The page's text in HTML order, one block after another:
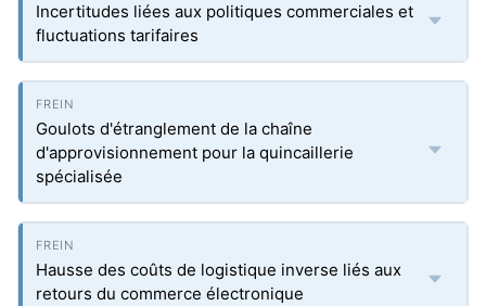
Incertitudes liées aux politiques commerciales et
fluctuations tarifaires
Goulots d'étranglement de la chaîne
d'approvisionnement pour la quincaillerie
spécialisée
Hausse des coûts de logistique inverse liés aux
retours du commerce électronique